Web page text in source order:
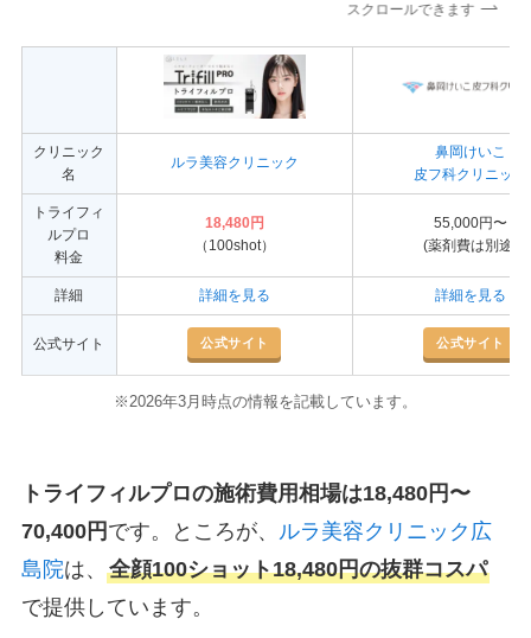
スクロールできます
クリニック
名
ルラ美容クリニック
鼻岡けいこ
皮フ科クリニック
トライフィ
ルプロ
料金
18,480円
（100shot）
55,000円〜
(薬剤費は別途)
詳細 詳細を見る 詳細を見る
公式サイト 公式サイト 公式サイト
※2026年3月時点の情報を記載しています。
トライフィルプロの施術費用相場は18,480円〜
70,400円 です。ところが、
ルラ美容クリニック広
島院は、 全顔100ショット18,480円の抜群コスパ
で提供しています。